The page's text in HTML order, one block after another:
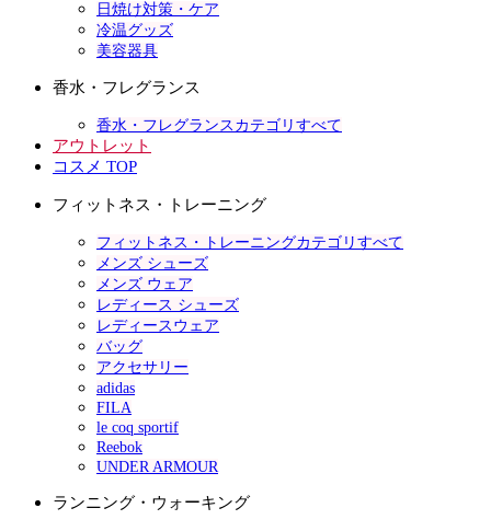
日焼け対策・ケア
冷温グッズ
美容器具
香水・フレグランス
香水・フレグランスカテゴリすべて
アウトレット
コスメ TOP
フィットネス・トレーニング
フィットネス・トレーニングカテゴリすべて
メンズ シューズ
メンズ ウェア
レディース シューズ
レディースウェア
バッグ
アクセサリー
adidas
FILA
le coq sportif
Reebok
UNDER ARMOUR
ランニング・ウォーキング